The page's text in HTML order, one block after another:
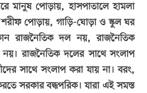
মানুষ পোড়ায়, হাসপাতালে হামলা
পোড়ায়, গাড়ি-ঘোড়া ও স্কুল ঘর
রাজনৈতিক দল নয়, রাজনৈতিক
রাজনৈতিক দলের সাথে সংলাপ
সাথে সংলাপ করা যায় না। বরং,
সরকার বদ্ধপরিক। যারা এই সমস্ত